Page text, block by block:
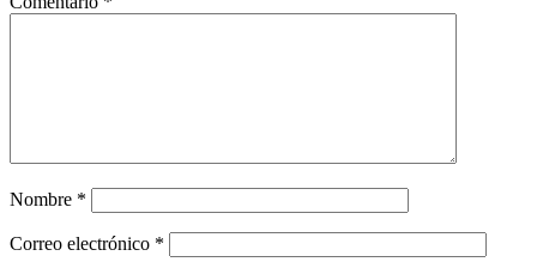
Nombre *
Correo electrónico *